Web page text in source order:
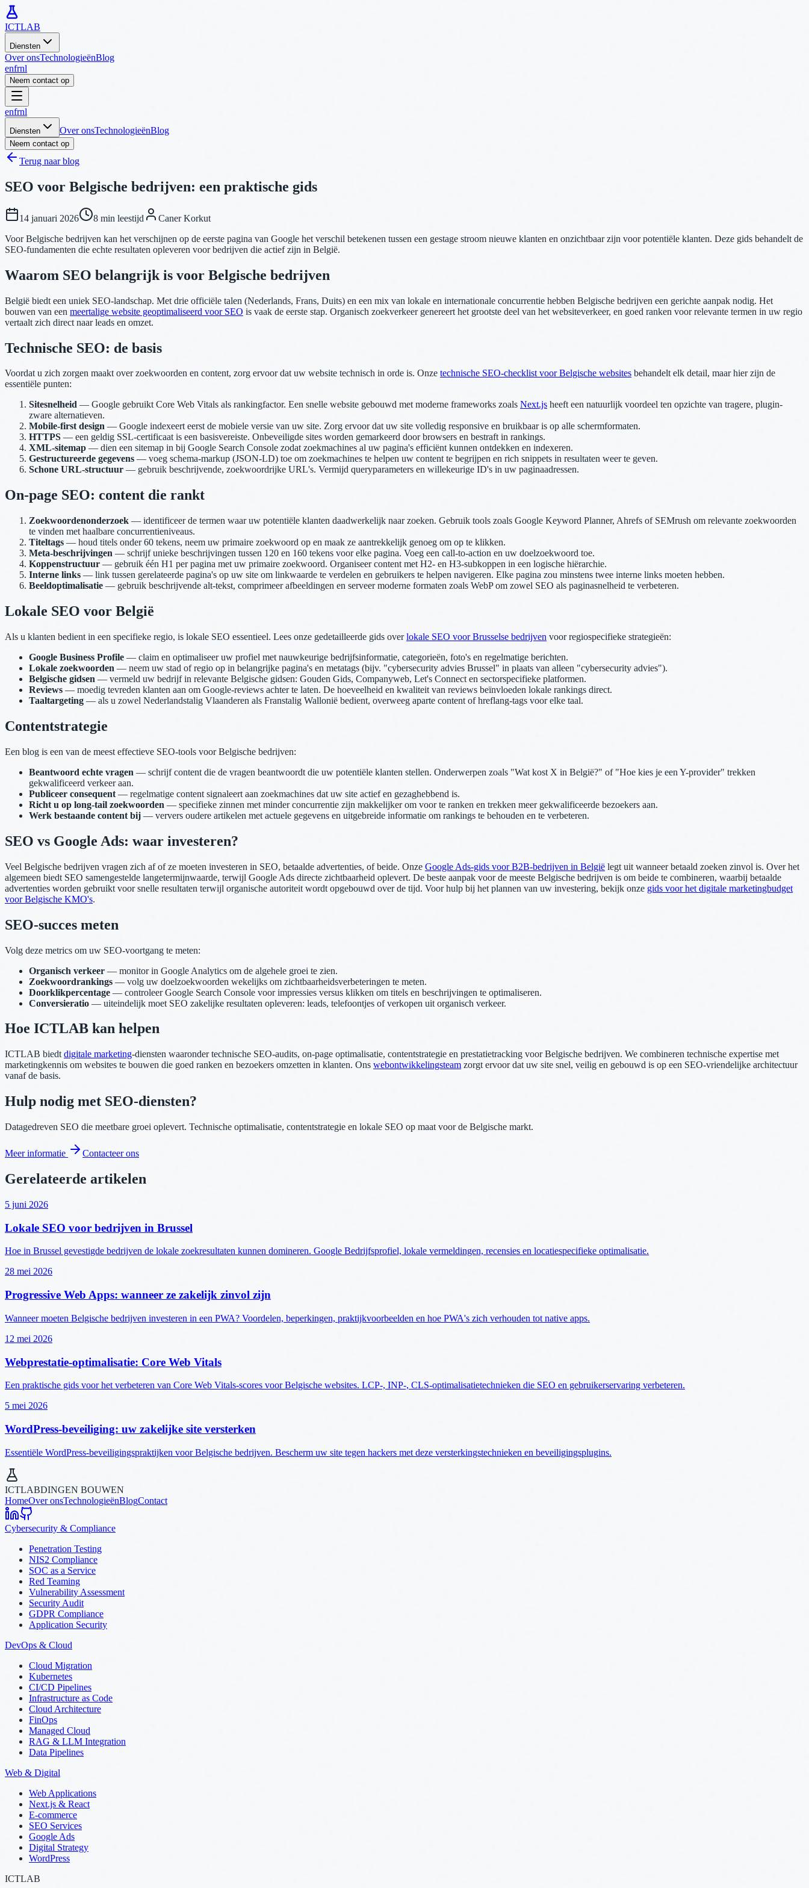
ICTLAB
Diensten
Over onsTechnologieënBlog
enfrnl
Neem contact op
enfrnl
Diensten Over onsTechnologieënBlog
Neem contact op
Terug naar blog
SEO voor Belgische bedrijven: een praktische gids
14 januari 2026 8 min leestijd
Caner Korkut
Voor Belgische bedrijven kan het verschijnen op de eerste pagina van Google het verschil betekenen tussen een gestage stroom nieuwe klanten en onzichtbaar zijn voor potentiële klanten. Deze gids behandelt de
SEO-fundamenten die echte resultaten opleveren voor bedrijven die actief zijn in België.
Waarom SEO belangrijk is voor Belgische bedrijven
België biedt een uniek SEO-landschap. Met drie officiële talen (Nederlands, Frans, Duits) en een mix van lokale en internationale concurrentie hebben Belgische bedrijven een gerichte aanpak nodig. Het
bouwen van een meertalige website geoptimaliseerd voor SEO is vaak de eerste stap. Organisch zoekverkeer genereert het grootste deel van het websiteverkeer, en goed ranken voor relevante termen in uw regio
vertaalt zich direct naar leads en omzet.
Technische SEO: de basis
Voordat u zich zorgen maakt over zoekwoorden en content, zorg ervoor dat uw website technisch in orde is. Onze technische SEO-checklist voor Belgische websites behandelt elk detail, maar hier zijn de
essentiële punten:
Sitesnelheid — Google gebruikt Core Web Vitals als rankingfactor. Een snelle website gebouwd met moderne frameworks zoals Next.js heeft een natuurlijk voordeel ten opzichte van tragere, plugin-
zware alternatieven.
Mobile-first design — Google indexeert eerst de mobiele versie van uw site. Zorg ervoor dat uw site volledig responsive en bruikbaar is op alle schermformaten.
HTTPS — een geldig SSL-certificaat is een basisvereiste. Onbeveiligde sites worden gemarkeerd door browsers en bestraft in rankings.
XML-sitemap — dien een sitemap in bij Google Search Console zodat zoekmachines al uw pagina's efficiënt kunnen ontdekken en indexeren.
Gestructureerde gegevens — voeg schema-markup (JSON-LD) toe om zoekmachines te helpen uw content te begrijpen en rich snippets in resultaten weer te geven.
Schone URL-structuur — gebruik beschrijvende, zoekwoordrijke URL's. Vermijd queryparameters en willekeurige ID's in uw paginaadressen.
On-page SEO: content die rankt
Zoekwoordenonderzoek — identificeer de termen waar uw potentiële klanten daadwerkelijk naar zoeken. Gebruik tools zoals Google Keyword Planner, Ahrefs of SEMrush om relevante zoekwoorden
te vinden met haalbare concurrentieniveaus.
Titeltags — houd titels onder 60 tekens, neem uw primaire zoekwoord op en maak ze aantrekkelijk genoeg om op te klikken.
Meta-beschrijvingen — schrijf unieke beschrijvingen tussen 120 en 160 tekens voor elke pagina. Voeg een call-to-action en uw doelzoekwoord toe.
Koppenstructuur — gebruik één H1 per pagina met uw primaire zoekwoord. Organiseer content met H2- en H3-subkoppen in een logische hiërarchie.
Interne links — link tussen gerelateerde pagina's op uw site om linkwaarde te verdelen en gebruikers te helpen navigeren. Elke pagina zou minstens twee interne links moeten hebben.
Beeldoptimalisatie — gebruik beschrijvende alt-tekst, comprimeer afbeeldingen en serveer moderne formaten zoals WebP om zowel SEO als paginasnelheid te verbeteren.
Lokale SEO voor België
Als u klanten bedient in een specifieke regio, is lokale SEO essentieel. Lees onze gedetailleerde gids over lokale SEO voor Brusselse bedrijven voor regiospecifieke strategieën:
Google Business Profile — claim en optimaliseer uw profiel met nauwkeurige bedrijfsinformatie, categorieën, foto's en regelmatige berichten.
Lokale zoekwoorden — neem uw stad of regio op in belangrijke pagina's en metatags (bijv. "cybersecurity advies Brussel" in plaats van alleen "cybersecurity advies").
Belgische gidsen — vermeld uw bedrijf in relevante Belgische gidsen: Gouden Gids, Companyweb, Let's Connect en sectorspecifieke platformen.
Reviews — moedig tevreden klanten aan om Google-reviews achter te laten. De hoeveelheid en kwaliteit van reviews beïnvloeden lokale rankings direct.
Taaltargeting — als u zowel Nederlandstalig Vlaanderen als Franstalig Wallonië bedient, overweeg aparte content of hreflang-tags voor elke taal.
Contentstrategie
Een blog is een van de meest effectieve SEO-tools voor Belgische bedrijven:
Beantwoord echte vragen — schrijf content die de vragen beantwoordt die uw potentiële klanten stellen. Onderwerpen zoals "Wat kost X in België?" of "Hoe kies je een Y-provider" trekken
gekwalificeerd verkeer aan.
Publiceer consequent — regelmatige content signaleert aan zoekmachines dat uw site actief en gezaghebbend is.
Richt u op long-tail zoekwoorden — specifieke zinnen met minder concurrentie zijn makkelijker om voor te ranken en trekken meer gekwalificeerde bezoekers aan.
Werk bestaande content bij — ververs oudere artikelen met actuele gegevens en uitgebreide informatie om rankings te behouden en te verbeteren.
SEO vs Google Ads: waar investeren?
Veel Belgische bedrijven vragen zich af of ze moeten investeren in SEO, betaalde advertenties, of beide. Onze Google Ads-gids voor B2B-bedrijven in België legt uit wanneer betaald zoeken zinvol is. Over het
algemeen biedt SEO samengestelde langetermijnwaarde, terwijl Google Ads directe zichtbaarheid oplevert. De beste aanpak voor de meeste Belgische bedrijven is om beide te combineren, waarbij betaalde
advertenties worden gebruikt voor snelle resultaten terwijl organische autoriteit wordt opgebouwd over de tijd. Voor hulp bij het plannen van uw investering, bekijk onze gids voor het digitale marketingbudget
voor Belgische KMO's.
SEO-succes meten
Volg deze metrics om uw SEO-voortgang te meten:
Organisch verkeer — monitor in Google Analytics om de algehele groei te zien.
Zoekwoordrankings — volg uw doelzoekwoorden wekelijks om zichtbaarheidsverbeteringen te meten.
Doorklikpercentage — controleer Google Search Console voor impressies versus klikken om titels en beschrijvingen te optimaliseren.
Conversieratio — uiteindelijk moet SEO zakelijke resultaten opleveren: leads, telefoontjes of verkopen uit organisch verkeer.
Hoe ICTLAB kan helpen
ICTLAB biedt digitale marketing-diensten waaronder technische SEO-audits, on-page optimalisatie, contentstrategie en prestatietracking voor Belgische bedrijven. We combineren technische expertise met
marketingkennis om websites te bouwen die goed ranken en bezoekers omzetten in klanten. Ons webontwikkelingsteam zorgt ervoor dat uw site snel, veilig en gebouwd is op een SEO-vriendelijke architectuur
vanaf de basis.
Hulp nodig met SEO-diensten?
Datagedreven SEO die meetbare groei oplevert. Technische optimalisatie, contentstrategie en lokale SEO op maat voor de Belgische markt.
Meer informatie Contacteer ons
Gerelateerde artikelen
5 juni 2026
Lokale SEO voor bedrijven in Brussel
Hoe in Brussel gevestigde bedrijven de lokale zoekresultaten kunnen domineren. Google Bedrijfsprofiel, lokale vermeldingen, recensies en locatiespecifieke optimalisatie.
28 mei 2026
Progressive Web Apps: wanneer ze zakelijk zinvol zijn
Wanneer moeten Belgische bedrijven investeren in een PWA? Voordelen, beperkingen, praktijkvoorbeelden en hoe PWA's zich verhouden tot native apps.
12 mei 2026
Webprestatie-optimalisatie: Core Web Vitals
Een praktische gids voor het verbeteren van Core Web Vitals-scores voor Belgische websites. LCP-, INP-, CLS-optimalisatietechnieken die SEO en gebruikerservaring verbeteren.
5 mei 2026
WordPress-beveiliging: uw zakelijke site versterken
Essentiële WordPress-beveiligingspraktijken voor Belgische bedrijven. Bescherm uw site tegen hackers met deze versterkingstechnieken en beveiligingsplugins.
ICTLABDINGEN BOUWEN
HomeOver onsTechnologieënBlogContact
Cybersecurity & Compliance
Penetration Testing
NIS2 Compliance
SOC as a Service
Red Teaming
Vulnerability Assessment
Security Audit
GDPR Compliance
Application Security
DevOps & Cloud
Cloud Migration
Kubernetes
CI/CD Pipelines
Infrastructure as Code
Cloud Architecture
FinOps
Managed Cloud
RAG & LLM Integration
Data Pipelines
Web & Digital
Web Applications
Next.js & React
E-commerce
SEO Services
Google Ads
Digital Strategy
WordPress
ICTLAB